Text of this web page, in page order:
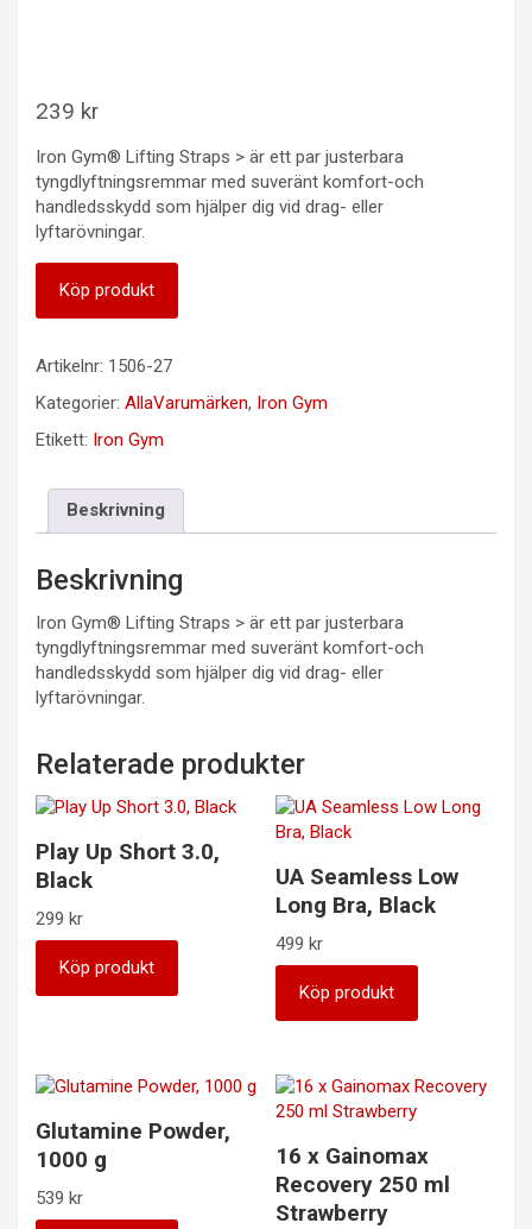
239 kr
Iron Gym® Lifting Straps > är ett par justerbara
tyngdlyftningsremmar med suveränt komfort-och
handledsskydd som hjälper dig vid drag- eller
lyftarövningar.
Köp produkt
Artikelnr: 1506-27
Kategorier: AllaVarumärken, Iron Gym
Etikett: Iron Gym
Beskrivning
Beskrivning
Iron Gym® Lifting Straps > är ett par justerbara
tyngdlyftningsremmar med suveränt komfort-och
handledsskydd som hjälper dig vid drag- eller
lyftarövningar.
Relaterade produkter
Play Up Short 3.0,
Black
299 kr
Köp produkt
UA Seamless Low
Long Bra, Black
499 kr
Köp produkt
Glutamine Powder,
1000 g
539 kr
16 x Gainomax
Recovery 250 ml
Strawberry